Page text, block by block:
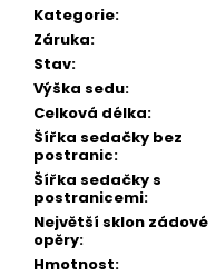
Kategorie:
Záruka:
Stav:
Výška sedu:
Celková délka:
Šířka sedačky bez
postranic:
Šířka sedačky s
postranicemi:
Největší sklon zádové
opěry:
Hmotnost: